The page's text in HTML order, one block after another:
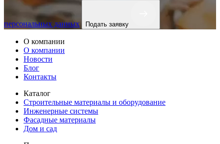
персональных данных Подать заявку
О компании
О компании
Новости
Блог
Контакты
Каталог
Строительные материалы и оборудование
Инженерные системы
Фасадные материалы
Дом и сад